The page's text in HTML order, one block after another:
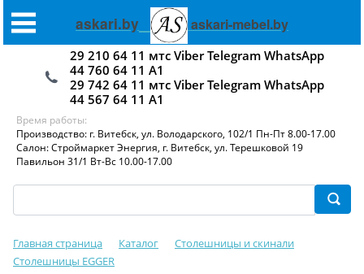
askari.by askari-mebel.by
29 210 64 11 мтс Viber Telegram WhatsApp
44 760 64 11 А1
29 742 64 11 мтс Viber Telegram WhatsApp
44 567 64 11 А1
Время работы:
Производство: г. Витебск, ул. Володарского, 102/1 Пн-Пт 8.00-17.00
Салон: Строймаркет Энергия, г. Витебск, ул. Терешковой 19
Павильон 31/1 Вт-Вс 10.00-17.00
Главная страница Каталог
Столешницы и скинали
Столешницы EGGER